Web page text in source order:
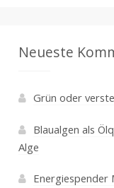
Neueste
Grün oder
Blaualgen als
Alge
Energiespender